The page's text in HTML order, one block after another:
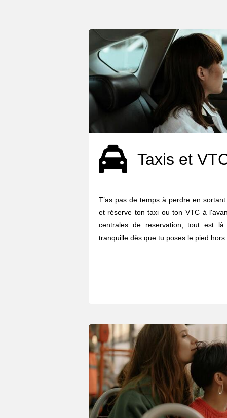
Taxis et
T’as pas de temps à perdre en
et réserve ton taxi ou ton VTC à
centrales de reservation, tout est
tranquille dès que tu poses le pied hors